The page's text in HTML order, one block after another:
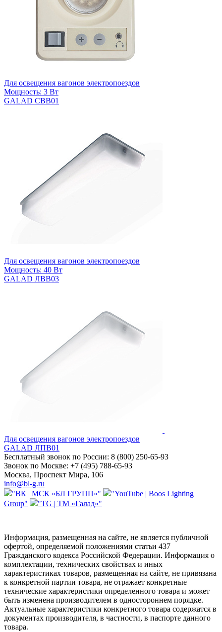
Для освещения вагонов электропоездов
Мощность: 3 Вт
GALAD СВВ01
Для освещения вагонов электропоездов
Мощность: 40 Вт
GALAD ЛВВ03
Для освещения вагонов электропоездов
GALAD ЛПВ01
Бесплатный звонок по России: 8 (800) 250-65-93
Звонок по Москве: +7 (495) 788-65-93
Москва, Проспект Мира, 106
info@bl-g.ru
"ВК | МСК «БЛ ГРУПП»"
"YouTube | Boos Lighting
Group"
"TG | ТМ «Галад»"
Информация, размещенная на сайте, не является публичной
офертой, определяемой положениями статьи 437
Гражданского кодекса Российской Федерации. Информация о
комплектации, технических свойствах и иных
характеристиках товаров, размещенная на сайте, не привязана
к конкретной партии товара, не отражает конкретные
технические характеристики определенного товара и может
быть изменена производителем в одностороннем порядке.
Актуальные характеристики конкретного товара содержатся в
документах производителя, в частности, в паспорте данного
товара.